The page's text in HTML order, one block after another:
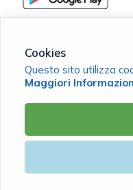
MarcheVita ETS Cassa
C.F. 90038420411 |Cookie
Powered by
Cookies
Questo sito utilizza
Maggiori